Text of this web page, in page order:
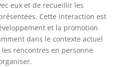
eux et de recueillir les
Cette interaction est
et la promotion
dans le contexte actuel
rencontres en personne